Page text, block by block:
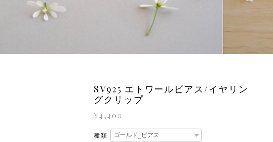
SV925 エトワールピアス/イヤリン
グクリップ
¥4,400
種類